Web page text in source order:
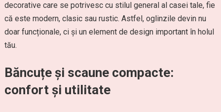
decorative care se potrivesc cu stilul general al casei tale, fie
că este modern, clasic sau rustic. Astfel, oglinzile devin nu
doar funcționale, ci și un element de design important în holul
tău.
Băncuțe și scaune compacte:
confort și utilitate